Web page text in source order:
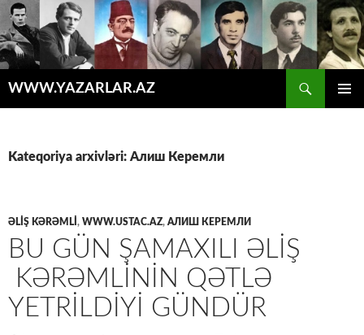
WWW.YAZARLAR.AZ
Kateqoriya arxivləri: Алиш Керемли
ƏLİŞ KƏRƏMLİ , WWW.USTAC.AZ, АЛИШ КЕРЕМЛИ
BU GÜN ŞAMAXILI ƏLİŞ
KƏRƏMLİNİN QƏTLƏ
YETRİLDİYİ GÜNDÜR